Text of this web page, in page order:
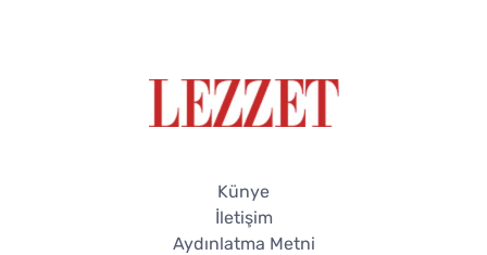
Künye
İletişim
Aydınlatma Metni